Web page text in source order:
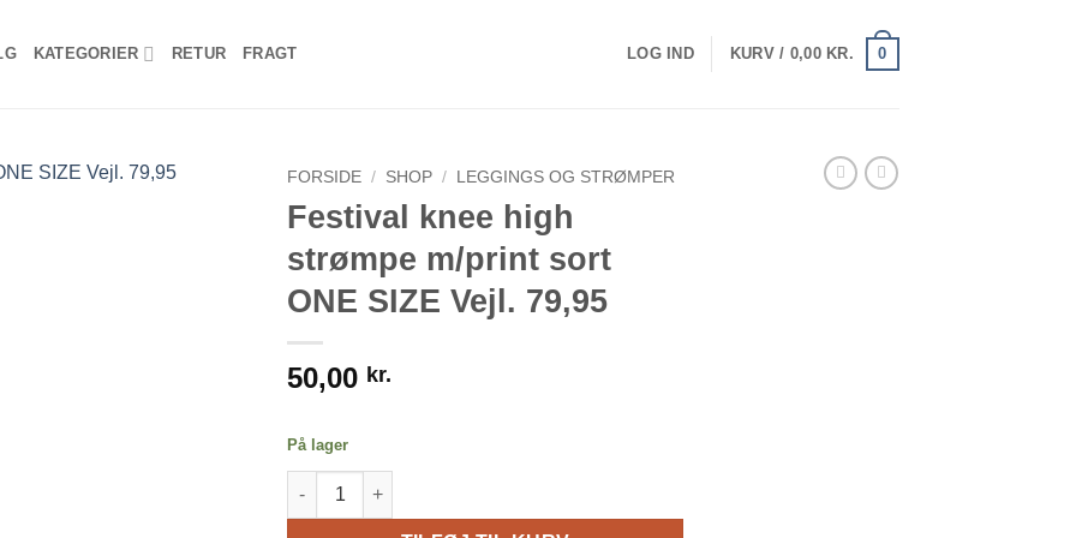
KATEGORIER RETUR FRAGT LOG IND KURV / 0,00 KR. 0
FORSIDE / SHOP / LEGGINGS OG STRØMPER
Festival knee high
strømpe m/print sort
ONE SIZE Vejl. 79,95
50,00 kr.
På lager
Festival knee high strømpe m/print sort ONE SIZE Vejl. 79,95 antal